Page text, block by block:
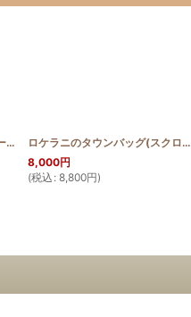
デイゴのタウンバッグ(スクロールデザイン) [SCROLL_BAG_DEIGO]ロケラニのタウンバッグ(スクロールデザイン)
8,000円
(税込 : 8,800円)